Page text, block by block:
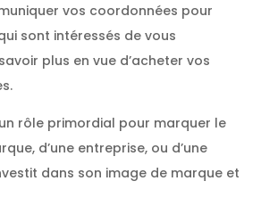
vos coordonnées pour
sont intéressés de vous
plus en vue d’acheter vos
rôle primordial pour marquer le
d’une entreprise, ou d’une
dans son image de marque et